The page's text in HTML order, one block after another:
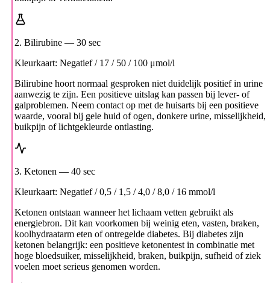
2. Bilirubine — 30 sec
Kleurkaart: Negatief / 17 / 50 / 100 μmol/l
Bilirubine hoort normaal gesproken niet duidelijk positief in urine
aanwezig te zijn. Een positieve uitslag kan passen bij lever- of
galproblemen. Neem contact op met de huisarts bij een positieve
waarde, vooral bij gele huid of ogen, donkere urine, misselijkheid,
buikpijn of lichtgekleurde ontlasting.
3. Ketonen — 40 sec
Kleurkaart: Negatief / 0,5 / 1,5 / 4,0 / 8,0 / 16 mmol/l
Ketonen ontstaan wanneer het lichaam vetten gebruikt als
energiebron. Dit kan voorkomen bij weinig eten, vasten, braken,
koolhydraatarm eten of ontregelde diabetes. Bij diabetes zijn
ketonen belangrijk: een positieve ketonentest in combinatie met
hoge bloedsuiker, misselijkheid, braken, buikpijn, sufheid of ziek
voelen moet serieus genomen worden.